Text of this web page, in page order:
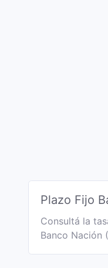
Plazo Fijo
Consultá la
Banco Nación